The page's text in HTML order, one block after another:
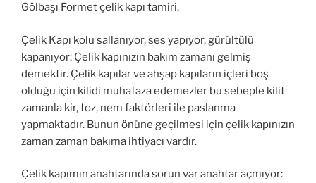
Gölbaşı Formet çelik kapı tamiri,
Çelik Kapı kolu sallanıyor, ses yapıyor, gürültülü
kapanıyor: Çelik kapınızın bakım zamanı gelmiş
demektir. Çelik kapılar ve ahşap kapıların içleri boş
olduğu için kilidi muhafaza edemezler bu sebeple kilit
zamanla kir, toz, nem faktörleri ile paslanma
yapmaktadır. Bunun önüne geçilmesi için çelik kapınızın
zaman zaman bakıma ihtiyacı vardır.
Çelik kapımın anahtarında sorun var anahtar açmıyor: